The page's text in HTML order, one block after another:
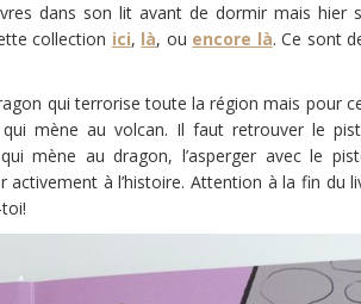
dans son lit avant de dormir mais hier
collection ici, là, ou encore là. Ce sont
qui terrorise toute la région mais pour
mène au volcan. Il faut retrouver le
mène au dragon, l’asperger avec le
à l’histoire. Attention à la fin du